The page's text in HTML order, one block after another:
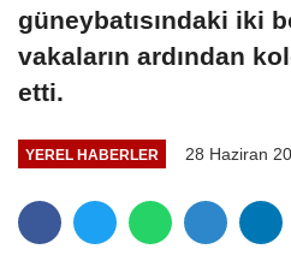
güneybatısındaki iki
vakaların ardından
etti.
YEREL HABERLER 28 Haziran